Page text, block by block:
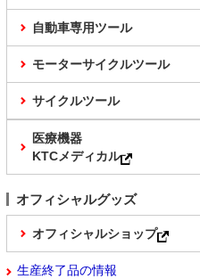
自動車専用ツール
モーターサイクルツール
サイクルツール
医療機器
KTCメディカル
オフィシャルグッズ
オフィシャルショップ
生産終了品の情報